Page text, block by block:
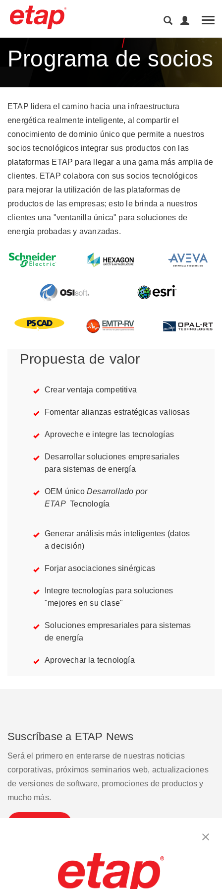
Programa de socios​
ETAP lidera el camino hacia una infraestructura
energética realmente inteligente, al compartir el
conocimiento de dominio único que permite a nuestros
socios tecnológicos integrar sus productos con las
plataformas ETAP para llegar a una gama más amplia de
clientes. ETAP colabora con sus socios tecnológicos
para mejorar la utilización de las plataformas de
productos de las empresas; esto le brinda a nuestros
clientes una "ventanilla única" para soluciones de
energía probadas y avanzadas.
Propuesta de valor
Crear ventaja competitiva
Fomentar alianzas estratégicas valiosas
Aproveche e integre las tecnologías
Desarrollar soluciones empresariales
para sistemas de energía
OEM único Desarrollado por
ETAP Tecnología
Generar análisis más inteligentes (datos
a decisión)
Forjar asociaciones sinérgicas
Integre tecnologías para soluciones
"mejores en su clase"
Soluciones empresariales para sistemas
de energía
Aprovechar la tecnología
Suscríbase a ETAP News
Será el primero en enterarse de nuestras noticias
corporativas, próximos seminarios web, actualizaciones
de versiones de software, promociones de productos y
mucho más.
Contáctenos | Condiciones de uso
política de privacidad Mapa del sitio